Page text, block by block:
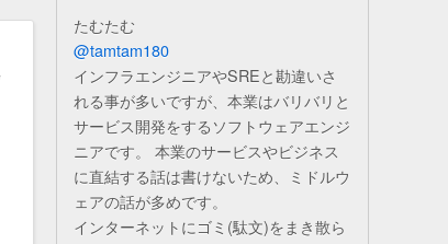
たむたむ
@tamtam180
インフラエンジニアやSREと勘違いさ
れる事が多いですが、本業はバリバリと
サービス開発をするソフトウェアエンジ
ニアです。 本業のサービスやビジネス
に直結する話は書けないため、ミドルウ
ェアの話が多めです。
インターネットにゴミ(駄文)をまき散ら